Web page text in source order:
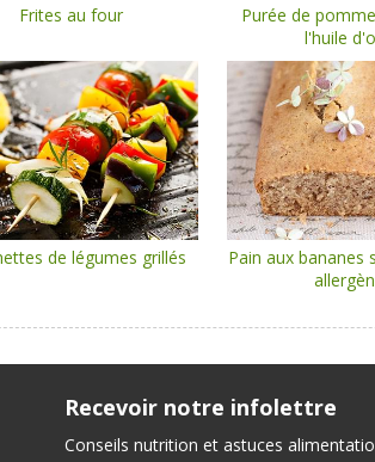
Frites au four
Purée de
l'huile
de légumes grillés
Pain aux bananes
Recevoir notre infolettre
Conseils nutrition et astuces